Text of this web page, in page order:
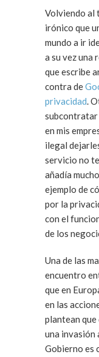
Volviendo al
irónico que
mundo a ir
a su vez una
que escribe
contra de
privacidad.
subcontratar
en mis
ilegal
servicio no
añadía
ejemplo de
por la
con el
de los
Una de las
encuentro
que en
en las
plantean que
una invasión
Gobierno es